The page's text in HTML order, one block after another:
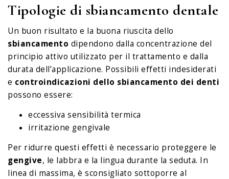
Tipologie di sbiancamento dentale
Un buon risultato e la buona riuscita dello
sbiancamento dipendono dalla concentrazione del
principio attivo utilizzato per il trattamento e dalla
durata dell’applicazione. Possibili effetti indesiderati
e controindicazioni dello sbiancamento dei denti
possono essere:
eccessiva sensibilità termica
irritazione gengivale
Per ridurre questi effetti è necessario proteggere le
gengive, le labbra e la lingua durante la seduta. In
linea di massima, è sconsigliato sottoporre al